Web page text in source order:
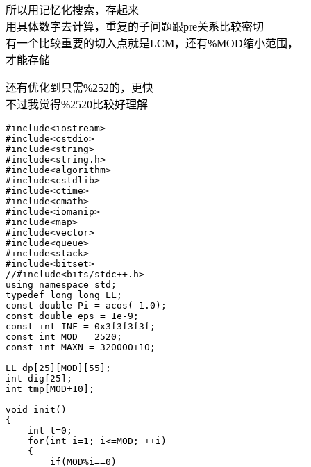
所以用记忆化搜索，存起来
用具体数字去计算，重复的子问题跟pre关系比较密切
有一个比较重要的切入点就是LCM，还有%MOD缩小范围，
才能存储
还有优化到只需%252的，更快
不过我觉得%2520比较好理解
#include<iostream>
#include<cstdio>
#include<string>
#include<string.h>
#include<algorithm>
#include<cstdlib>
#include<ctime>
#include<cmath>
#include<iomanip>
#include<map>
#include<vector>
#include<queue>
#include<stack>
#include<bitset>
//#include<bits/stdc++.h>
using namespace std;
typedef long long LL;
const double Pi = acos(-1.0);
const double eps = 1e-9;
const int INF = 0x3f3f3f3f;
const int MOD = 2520;
const int MAXN = 320000+10;
LL dp[25][MOD][55];
int dig[25];
int tmp[MOD+10];
void init()
{
    int t=0;
    for(int i=1; i<=MOD; ++i)
    {
        if(MOD%i==0)